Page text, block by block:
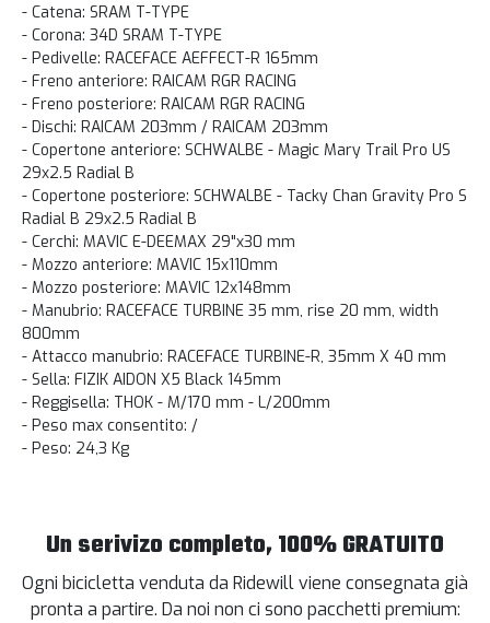
- Catena: SRAM T-TYPE
- Corona: 34D SRAM T-TYPE
- Pedivelle: RACEFACE AEFFECT-R 165mm
- Freno anteriore: RAICAM RGR RACING
- Freno posteriore: RAICAM RGR RACING
- Dischi: RAICAM 203mm / RAICAM 203mm
- Copertone anteriore: SCHWALBE - Magic Mary Trail Pro US
29x2.5 Radial B
- Copertone posteriore: SCHWALBE - Tacky Chan Gravity Pro S
Radial B 29x2.5 Radial B
- Cerchi: MAVIC E-DEEMAX 29"x30 mm
- Mozzo anteriore: MAVIC 15x110mm
- Mozzo posteriore: MAVIC 12x148mm
- Manubrio: RACEFACE TURBINE 35 mm, rise 20 mm, width
800mm
- Attacco manubrio: RACEFACE TURBINE-R, 35mm X 40 mm
- Sella: FIZIK AIDON X5 Black 145mm
- Reggisella: THOK - M/170 mm - L/200mm
- Peso max consentito: /
- Peso: 24,3 Kg
Un serivizo completo, 100% GRATUITO
Ogni bicicletta venduta da Ridewill viene consegnata già
pronta a partire. Da noi non ci sono pacchetti premium: